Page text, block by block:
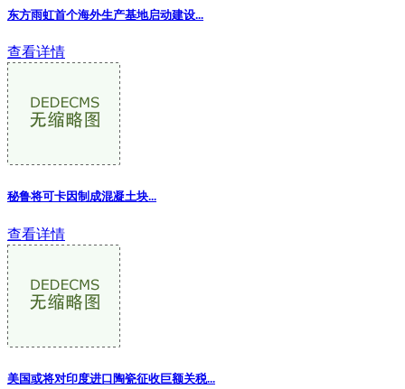
东方雨虹首个海外生产基地启动建设...
查看详情
秘鲁将可卡因制成混凝土块...
查看详情
美国或将对印度进口陶瓷征收巨额关税...